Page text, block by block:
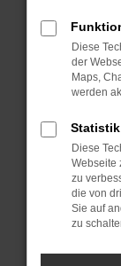
Das
Stelle
dass
Wende
Wenn
hast,
das
Diese
der
Maps,
werden
Diese
Webseite
zu
die von
Sie auf
zu